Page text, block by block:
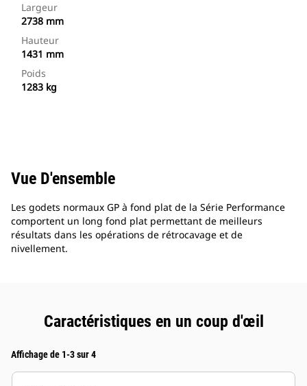
Largeur
2738 mm
Hauteur
1431 mm
Poids
1283 kg
Vue D'ensemble
Les godets normaux GP à fond plat de la Série Performance
comportent un long fond plat permettant de meilleurs
résultats dans les opérations de rétrocavage et de
nivellement.
Caractéristiques en un coup d'œil
Affichage de 1-3 sur 4